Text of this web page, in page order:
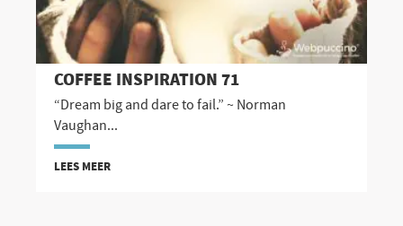
COFFEE INSPIRATION 71
“Dream big and dare to fail.” ~ Norman
Vaughan...
LEES MEER